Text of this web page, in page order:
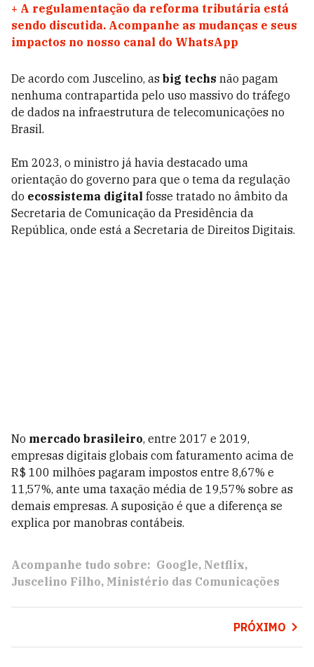
+ A regulamentação da reforma tributária está
sendo discutida. Acompanhe as mudanças e seus
impactos no nosso canal do WhatsApp
De acordo com Juscelino, as big techs não pagam
nenhuma contrapartida pelo uso massivo do tráfego
de dados na infraestrutura de telecomunicações no
Brasil.
Em 2023, o ministro já havia destacado uma
orientação do governo para que o tema da regulação
do ecossistema digital fosse tratado no âmbito da
Secretaria de Comunicação da Presidência da
República, onde está a Secretaria de Direitos Digitais.
No mercado brasileiro, entre 2017 e 2019,
empresas digitais globais com faturamento acima de
R$ 100 milhões pagaram impostos entre 8,67% e
11,57%, ante uma taxação média de 19,57% sobre as
demais empresas. A suposição é que a diferença se
explica por manobras contábeis.
Acompanhe tudo sobre: Google Netflix
Juscelino Filho Ministério das Comunicações
PRÓXIMO